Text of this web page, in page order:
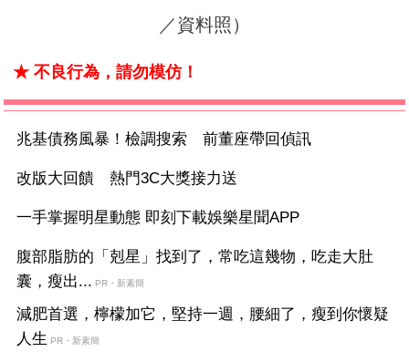
／資料照）
★ 不良行為，請勿模仿！
兆基債務風暴！檢調搜索 前董座帶回偵訊
改版大回饋 熱門3C大獎接力送
一手掌握明星動態 即刻下載娛樂星聞APP
腹部脂肪的「剋星」找到了，常吃這幾物，吃走大肚
囊，瘦出... PR・新素簡
減肥首選，檸檬加它，堅持一週，腰細了，瘦到你懷疑
人生 PR・新素簡